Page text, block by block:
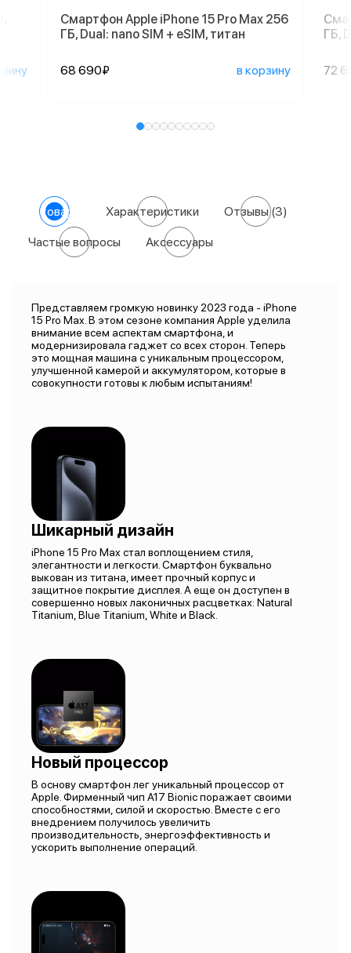
Смартфон Apple iPhone 15 Pro Max 256
ГБ, Dual: nano SIM + eSIM, титан
68 690₽ в корзину
ГБ,
72
О товаре Характеристики Отзывы(3)
Частые вопросы Аксессуары
Представляем громкую новинку 2023 года - iPhone
15 Pro Max. В этом сезоне компания Apple уделила
внимание всем аспектам смартфона, и
модернизировала гаджет со всех сторон. Теперь
это мощная машина с уникальным процессором,
улучшенной камерой и аккумулятором, которые в
совокупности готовы к любым испытаниям!
Шикарный дизайн
iPhone 15 Pro Max стал воплощением стиля,
элегантности и легкости. Смартфон буквально
выкован из титана, имеет прочный корпус и
защитное покрытие дисплея. А еще он доступен в
совершенно новых лаконичных расцветках: Natural
Titanium, Blue Titanium, White и Black.
Новый процессор
В основу смартфон лег уникальный процессор от
Apple. Фирменный чип A17 Bionic поражает своими
способностями, силой и скоростью. Вместе с его
внедрением получилось увеличить
производительность, энергоэффективность и
ускорить выполнение операций.